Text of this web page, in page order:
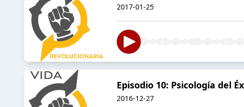
2017-01-25
Episodio 10: Psicología del
2016-12-27